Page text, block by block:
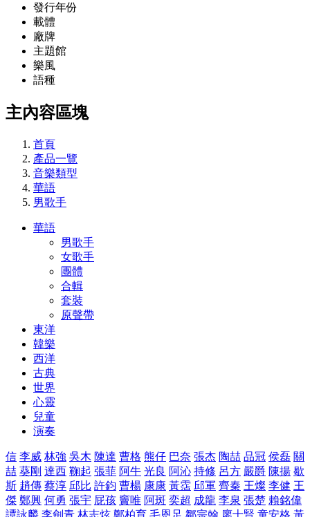
發行年份
載體
廠牌
主題館
樂風
語種
主內容區塊
首頁
產品一覽
音樂類型
華語
男歌手
華語
男歌手
女歌手
團體
合輯
套裝
原聲帶
東洋
韓樂
西洋
古典
世界
心靈
兒童
演奏
信 李威 林強 吳木 陳達 曹格 熊仔 巴奈 張杰 陶喆 品冠 侯磊 關
喆 葵剛 達西 鞠起 張菲 阿牛 光良 阿沁 持修 呂方 嚴爵 陳揚 歇
斯 趙傳 蔡淳 邱比 許鈞 曹楊 康康 黃霑 邱軍 齊秦 王燦 李健 王
傑 鄭興 何勇 張宇 屁孩 竇唯 阿斑 奕超 成龍 李泉 張楚 賴銘偉
譚詠麟 李劍青 林志炫 鄭柏育 毛恩足 鄒宗翰 廖士賢 童安格 黃